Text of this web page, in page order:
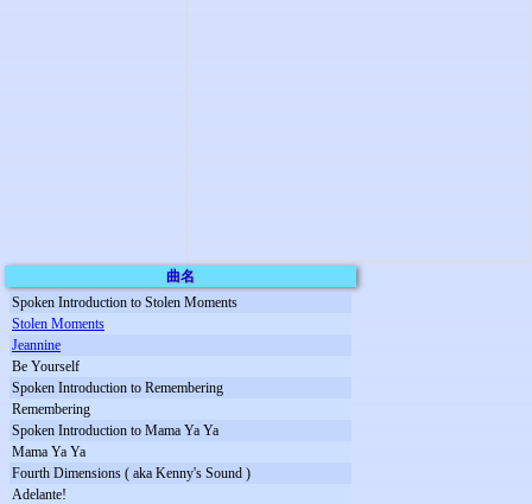
曲名
Spoken Introduction to Stolen Moments
Stolen Moments
Jeannine
Be Yourself
Spoken Introduction to Remembering
Remembering
Spoken Introduction to Mama Ya Ya
Mama Ya Ya
Fourth Dimensions ( aka Kenny's Sound )
Adelante!